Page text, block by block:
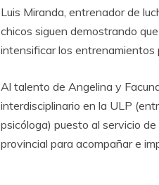
Luis Miranda, entrenador de
chicos siguen demostrando
intensificar los entrenamientos
Al talento de Angelina y
interdisciplinario en la ULP
psicóloga) puesto al servicio
provincial para acompañar e